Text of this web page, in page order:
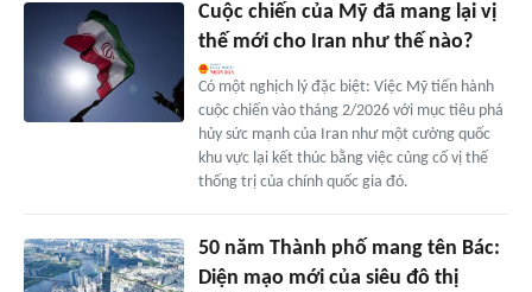
Cuộc chiến của Mỹ đã mang lại vị
thế mới cho Iran như thế nào?
Có một nghịch lý đặc biệt: Việc Mỹ tiến hành
cuộc chiến vào tháng 2/2026 với mục tiêu phá
hủy sức mạnh của Iran như một cường quốc
khu vực lại kết thúc bằng việc củng cố vị thế
thống trị của chính quốc gia đó.
50 năm Thành phố mang tên Bác:
Diện mạo mới của siêu đô thị